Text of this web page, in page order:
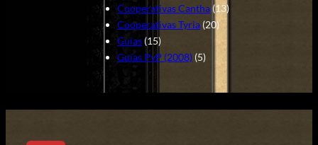
Cooperativas Cantha (13)
Cooperativas Tyria (20)
Guías (15)
Guías PvP (2008) (5)